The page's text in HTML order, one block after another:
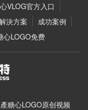
VLOG官方入口
決方案
成功案例
心LOGO免费
心LOGO原创视频